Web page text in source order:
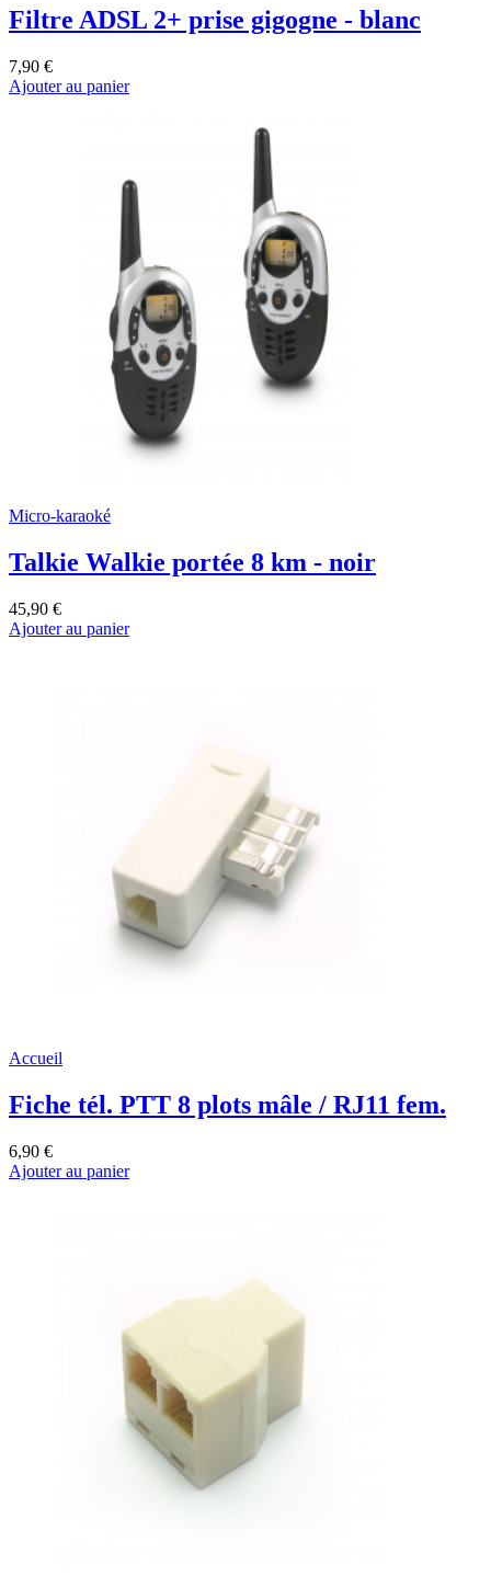
Filtre ADSL 2+ prise gigogne - blanc
7,90 €
Ajouter au panier
Micro-karaoké
Talkie Walkie portée 8 km - noir
45,90 €
Ajouter au panier
Accueil
Fiche tél. PTT 8 plots mâle / RJ11 fem.
6,90 €
Ajouter au panier